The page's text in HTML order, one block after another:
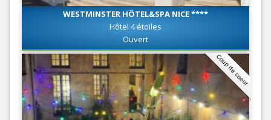
WESTMINSTER HÔTEL&SPA NICE ****
Hôtel 4 étoiles
Ouvert
Coup de coeur